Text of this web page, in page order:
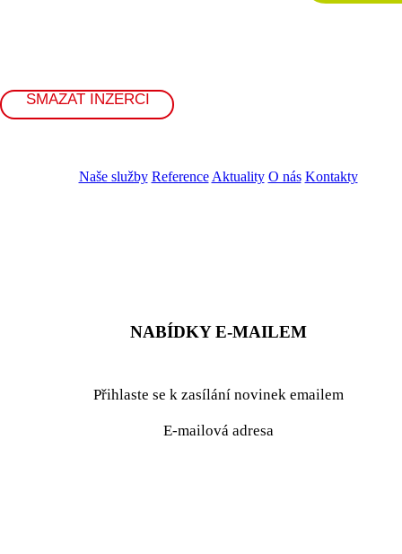
SMAZAT INZERCI
Naše služby Reference Aktuality O nás Kontakty
NABÍDKY E-MAILEM
Přihlaste se k zasílání novinek emailem
E-mailová adresa